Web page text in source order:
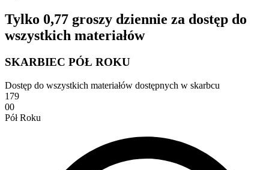
Tylko 0,77 groszy dziennie za dostęp do
wszystkich materiałów
SKARBIEC PÓŁ ROKU
Dostęp do wszystkich materiałów dostępnych w skarbcu
179
00
Pół Roku